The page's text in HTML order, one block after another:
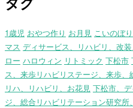
1歳児 おやつ作り お月見 こいのぼり
マス ディサービス、リハビリ、改
ロー ハロウィン リトミック 下松市
ス、来歩リハビリステージ、来歩
リハ、リハビリ、お花見 下松市、
ジ、総合リハビリテーション研究